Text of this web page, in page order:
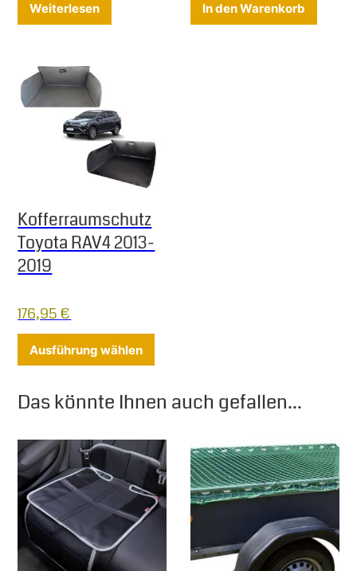
Weiterlesen In den Warenkorb
Kofferraumschutz
Toyota RAV4 2013-
2019
176,95€
Ausführung wählen
Das könnte Ihnen auch gefallen...